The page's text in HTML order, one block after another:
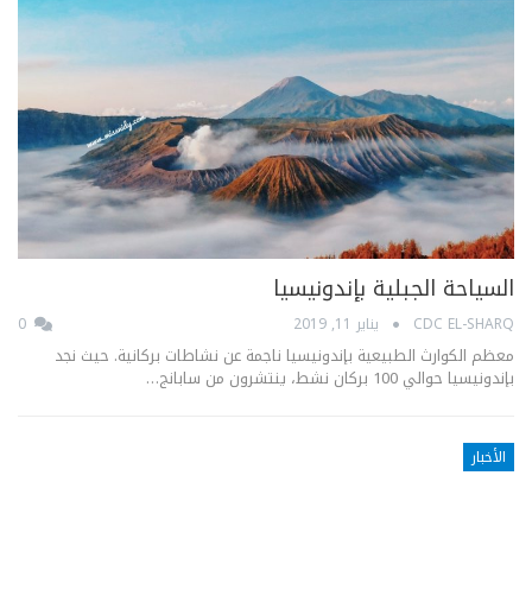
السياحة الجبلية بإندونيسيا
CDC EL-SHARQ يناير 11, 2019
معظم الكوارث الطبيعية بإندونيسيا ناجمة عن نشاطات بركانية. حيث نجد
بإندونيسيا حوالي 100 بركان نشط، ينتشرون من سابانج…
الأخبار